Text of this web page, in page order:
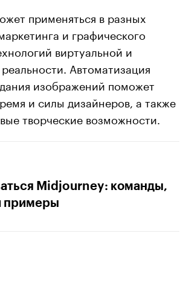
применяться в разных
и графического
виртуальной и
Автоматизация
изображений поможет
и силы дизайнеров, а также
творческие возможности.
Midjourney: команды,
примеры